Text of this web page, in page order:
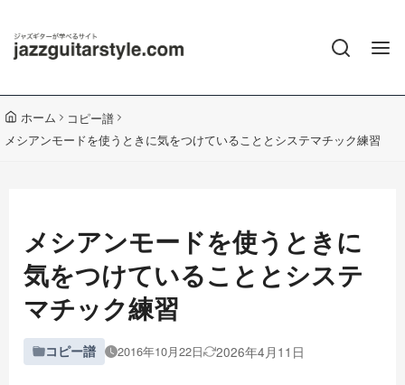
ホーム
コピー譜
メシアンモードを使うときに気をつけていることとシステマチック練習
メシアンモードを使うときに
気をつけていることとシステ
マチック練習
コピー譜 2016年10月22日 2026年4月11日